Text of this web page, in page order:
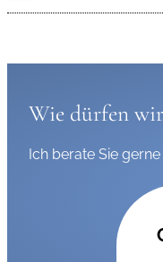
Wie dürfen
Ich berate Sie